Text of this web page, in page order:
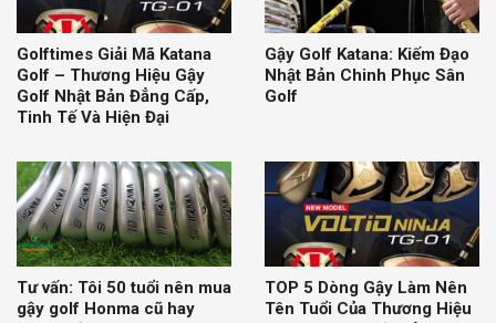
Golftimes Giải Mã Katana
Golf – Thương Hiệu Gậy
Golf Nhật Bản Đẳng Cấp,
Tinh Tế Và Hiện Đại
Gậy Golf Katana: Kiếm Đạo
Nhật Bản Chinh Phục Sân
Golf
Tư vấn: Tôi 50 tuổi nên mua
gậy golf Honma cũ hay
TOP 5 Dòng Gậy Làm Nên
Tên Tuổi Của Thương Hiệu